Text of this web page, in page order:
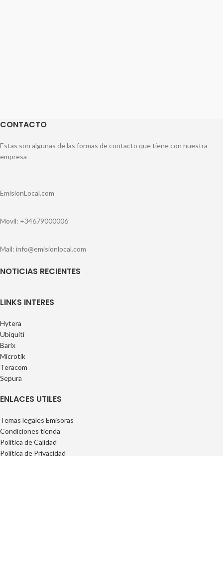
CONTACTO
Estas son algunas de las formas de contacto que tiene con nuestra
empresa
EmisionLocal.com
Movil: +34679000006
Mail: info@emisionlocal.com
NOTICIAS RECIENTES
LINKS INTERES
Hytera
Ubiquiti
Barix
Microtik
Teracom
Sepura
ENLACES UTILES
Temas legales Emisoras
Condiciones tienda
Politica de Calidad
Politica de Privacidad